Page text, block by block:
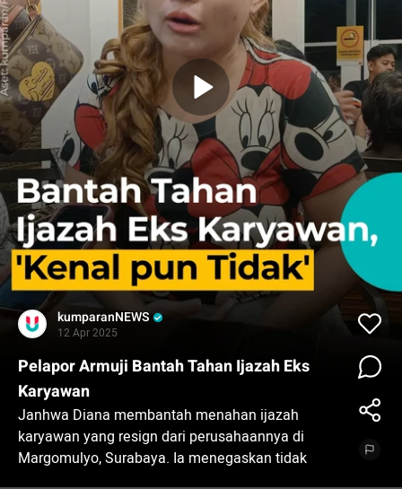
kumparanNEWS
12 Apr 2025
Pelapor Armuji Bantah Tahan Ijazah Eks
Karyawan
Janhwa Diana membantah menahan ijazah
karyawan yang resign dari perusahaannya di
Margomulyo, Surabaya. Ia menegaskan tidak